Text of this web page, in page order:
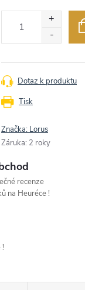
Tisk
Dotaz k produktu
Značka: Lorus
Záruka: 2 roky
recenze
na Heuréce !